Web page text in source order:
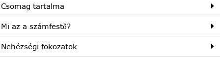
Csomag tartalma
Mi az a számfestő?
Nehézségi fokozatok